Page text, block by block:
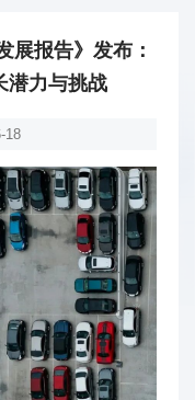
展报告》发布：
潜力与挑战
18